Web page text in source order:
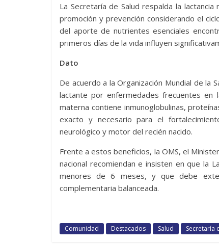
La Secretaría de Salud respalda la
promoción y prevención considerando el
del aporte de nutrientes esenciales
primeros días de la vida influyen
Dato
De acuerdo a la Organización Mundial de la
lactante por enfermedades frecuentes en
materna contiene inmunoglobulinas,
exacto y necesario para el
neurológico y motor del recién nacido.
Frente a estos beneficios, la OMS, el
nacional recomiendan e insisten en que la
menores de 6 meses, y que debe
complementaria balanceada.
Comunidad Destacados Salud Secretaría